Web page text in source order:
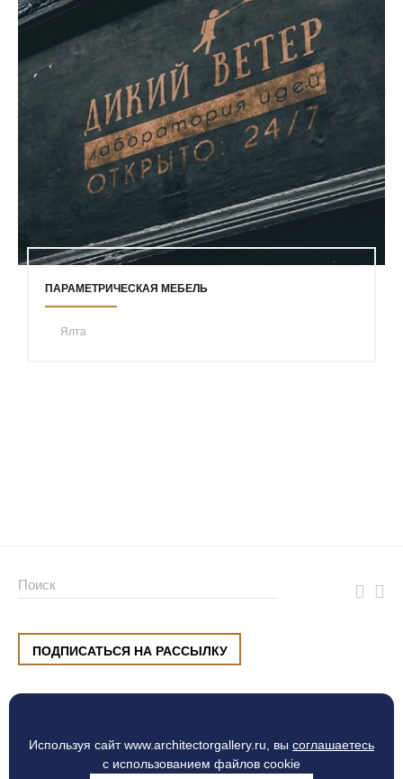
ПАРАМЕТРИЧЕСКАЯ МЕБЕЛЬ
Ялта
Используя сайт www.architectorgallery.ru, вы соглашаетесь
с использованием файлов cookie
ПОДПИСАТЬСЯ НА РАССЫЛКУ
ул. Малышева, 8, Екатеринбург
Процесс оплаты